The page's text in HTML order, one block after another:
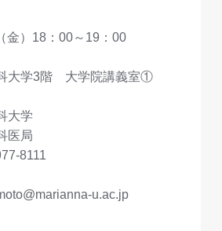
金）18：00～19：00
大学3階 大学院講義室①
大学
医局
8111
u.ac.jp